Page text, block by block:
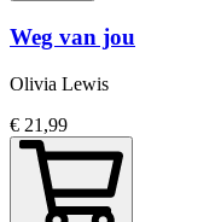
Weg van jou
Olivia Lewis
€ 21,99